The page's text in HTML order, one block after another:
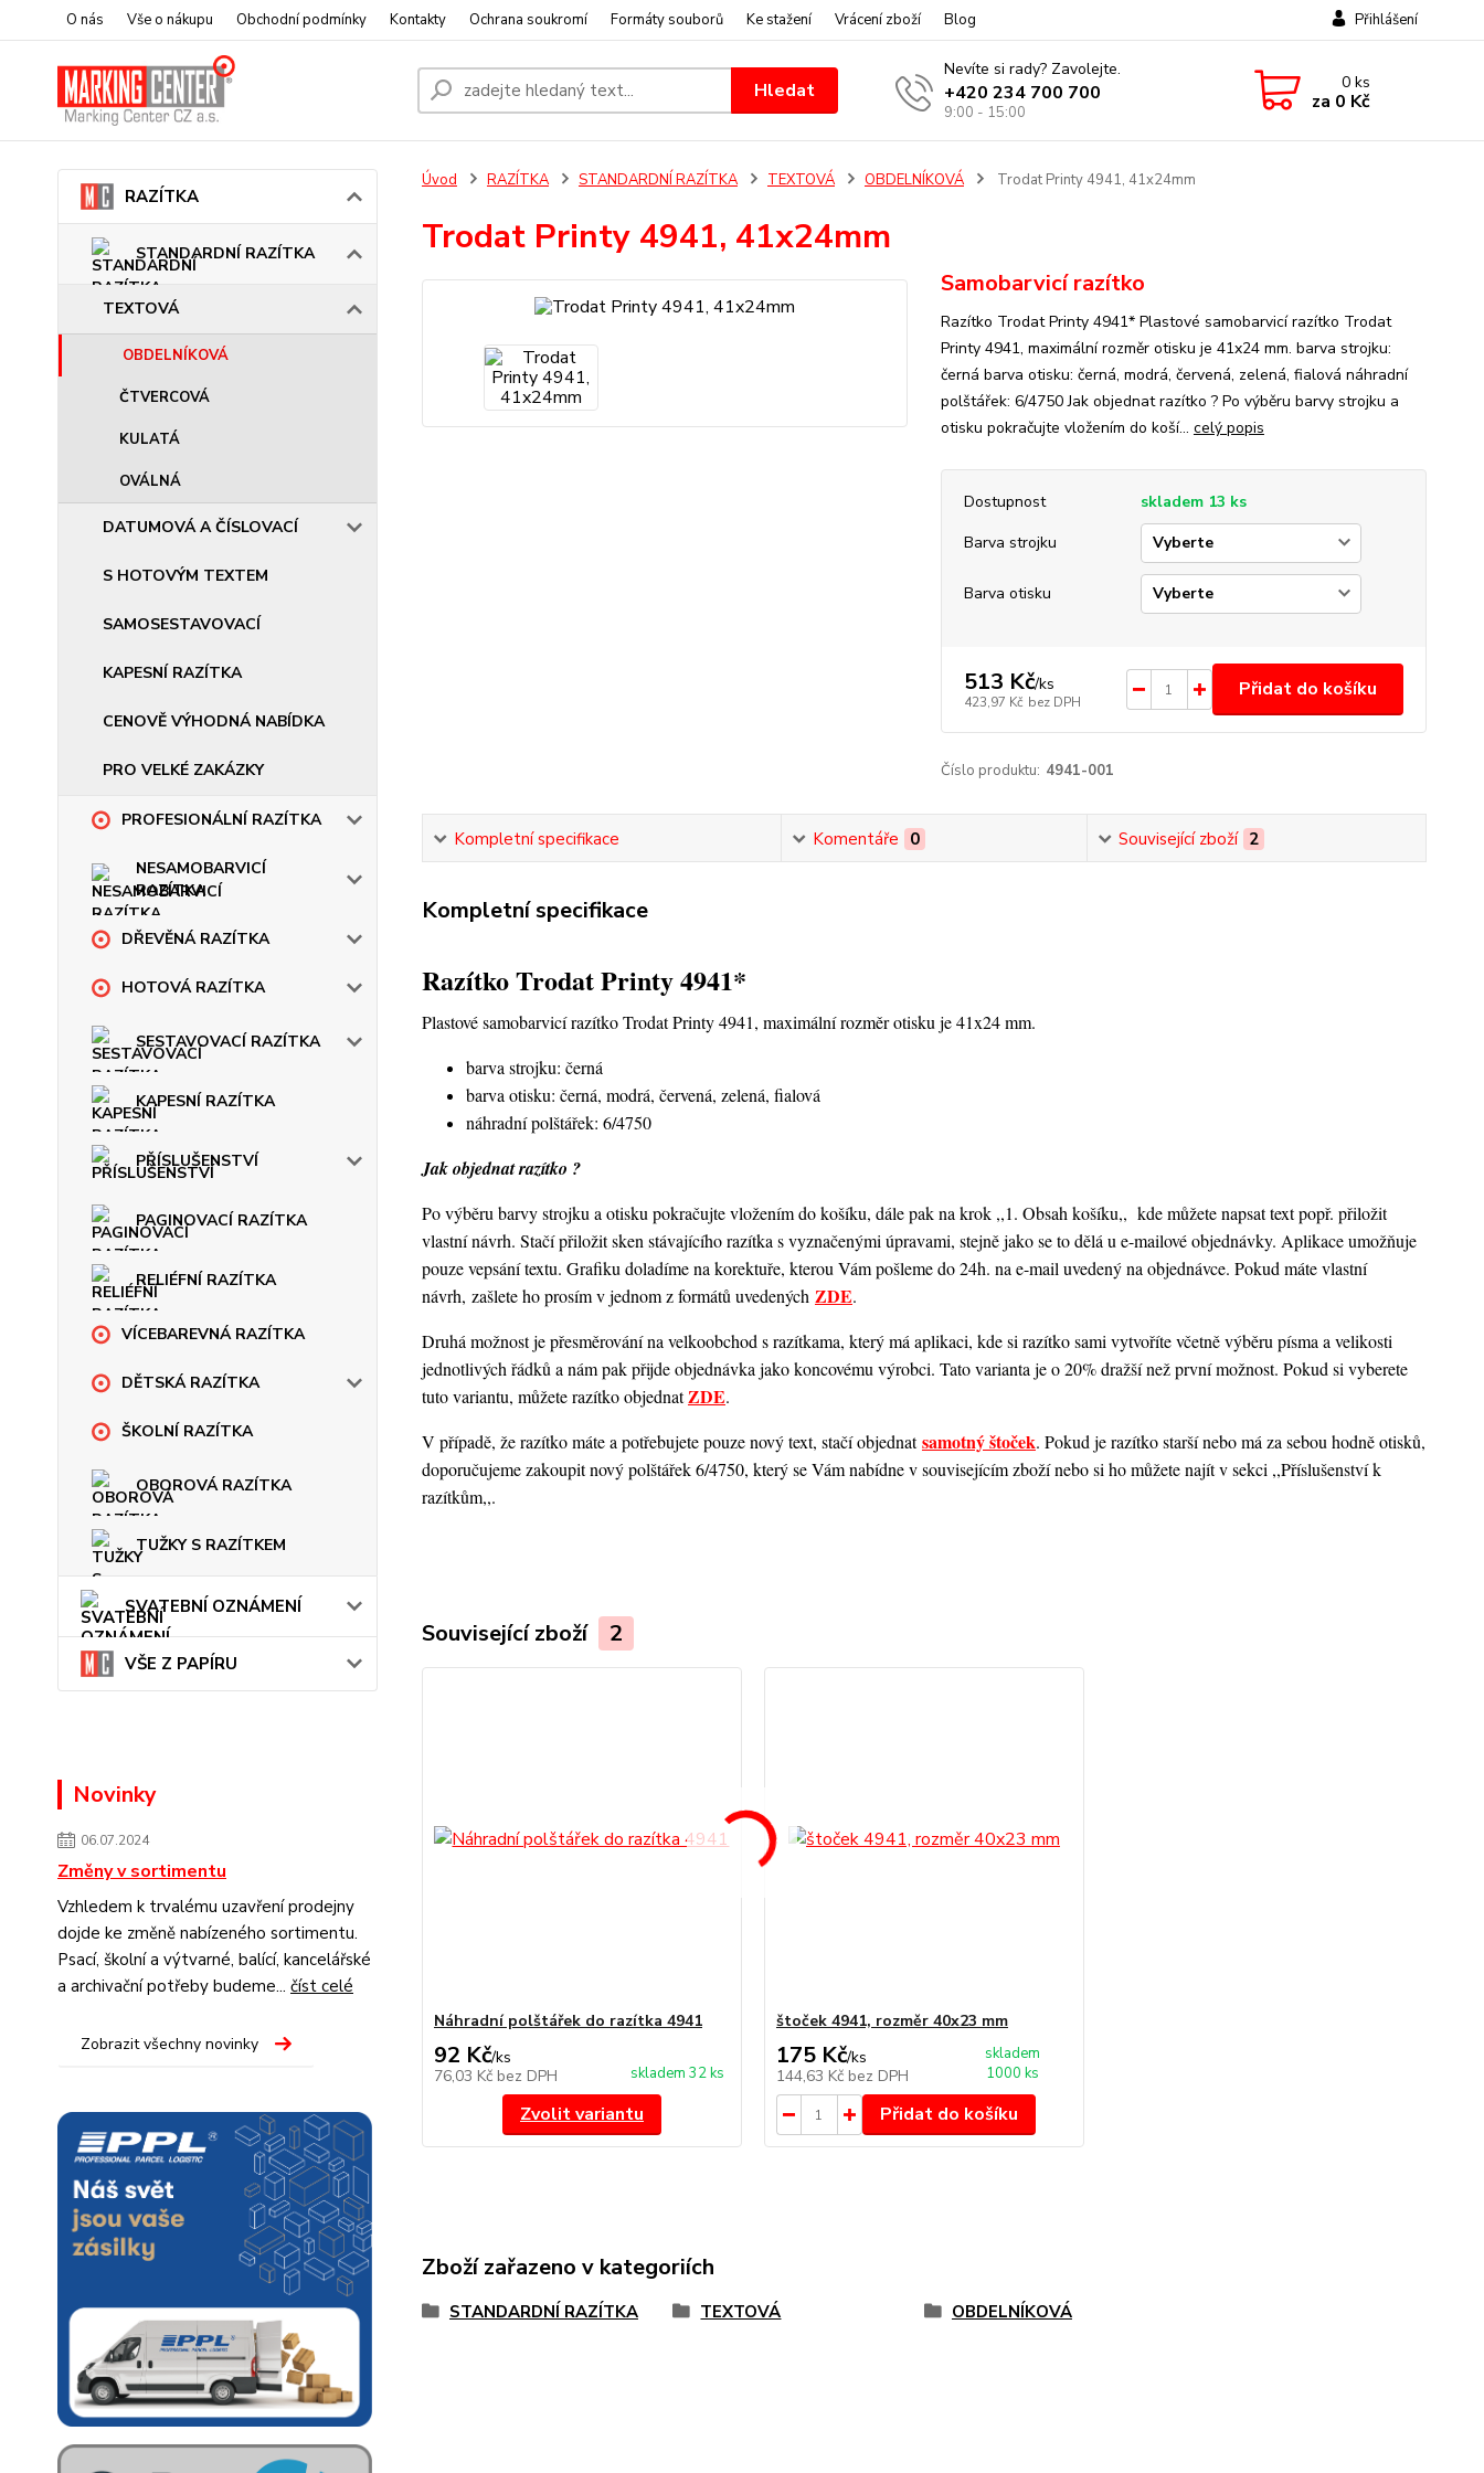
O nás Vše o nákupu Obchodní podmínky Kontakty Ochrana soukromí Formáty souborů Ke stažení Vrácení zboží Blog Přihlášení
Hledat
Nevíte si rady? Zavolejte.
+420 234 700 700
9:00 - 15:00
0ks
za 0 Kč
RAZÍTKA
STANDARDNÍ RAZÍTKA
TEXTOVÁ
OBDELNÍKOVÁ
ČTVERCOVÁ
KULATÁ
OVÁLNÁ
DATUMOVÁ A ČÍSLOVACÍ
S HOTOVÝM TEXTEM
SAMOSESTAVOVACÍ
KAPESNÍ RAZÍTKA
CENOVĚ VÝHODNÁ NABÍDKA
PRO VELKÉ ZAKÁZKY
PROFESIONÁLNÍ RAZÍTKA
NESAMOBARVICÍ
RAZÍTKA
DŘEVĚNÁ RAZÍTKA
HOTOVÁ RAZÍTKA
SESTAVOVACÍ RAZÍTKA
KAPESNÍ RAZÍTKA
PŘÍSLUŠENSTVÍ
PAGINOVACÍ RAZÍTKA
RELIÉFNÍ RAZÍTKA
VÍCEBAREVNÁ RAZÍTKA
DĚTSKÁ RAZÍTKA
ŠKOLNÍ RAZÍTKA
OBOROVÁ RAZÍTKA
TUŽKY S RAZÍTKEM
SVATEBNÍ OZNÁMENÍ
VŠE Z PAPÍRU
Novinky
06.07.2024
Změny v sortimentu
Vzhledem k trvalému uzavření prodejny
dojde ke změně nabízeného sortimentu.
Psací, školní a výtvarné, balící, kancelářské
a archivační potřeby budeme... číst celé
Zobrazit všechny novinky
Úvod RAZÍTKA STANDARDNÍ RAZÍTKA TEXTOVÁ OBDELNÍKOVÁ Trodat Printy 4941, 41x24mm
Trodat Printy 4941, 41x24mm
Samobarvicí razítko
Razítko Trodat Printy 4941* Plastové samobarvicí razítko Trodat
Printy 4941, maximální rozměr otisku je 41x24 mm. barva strojku:
černá barva otisku: černá, modrá, červená, zelená, fialová náhradní
polštářek: 6/4750 Jak objednat razítko ? Po výběru barvy strojku a
otisku pokračujte vložením do koší... celý popis
Dostupnost
skladem 13 ks
Barva strojku
Barva otisku
513 Kč/ks
423,97 Kč bez DPH
Přidat do košíku
Číslo produktu: 4941-001
Kompletní specifikace Komentáře 0 Související zboží 2
Kompletní specifikace
Razítko Trodat Printy 4941*
Plastové samobarvicí razítko Trodat Printy 4941, maximální rozměr otisku je 41x24 mm.
barva strojku: černá
barva otisku: černá, modrá, červená, zelená, fialová
náhradní polštářek: 6/4750
Jak objednat razítko ?
Po výběru barvy strojku a otisku pokračujte vložením do košíku, dále pak na krok ,,1. Obsah košíku,, kde můžete napsat text popř. přiložit
vlastní návrh. Stačí přiložit sken stávajícího razítka s vyznačenými úpravami, stejně jako se to dělá u e-mailové objednávky. Aplikace umožňuje
pouze vepsání textu. Grafiku doladíme na korektuře, kterou Vám pošleme do 24h. na e-mail uvedený na objednávce. Pokud máte vlastní
návrh, zašlete ho prosím v jednom z formátů uvedených ZDE.
Druhá možnost je přesměrování na velkoobchod s razítkama, který má aplikaci, kde si razítko sami vytvoříte včetně výběru písma a velikosti
jednotlivých řádků a nám pak přijde objednávka jako koncovému výrobci. Tato varianta je o 20% dražší než první možnost. Pokud si vyberete
tuto variantu, můžete razítko objednatZDE.
V případě, že razítko máte a potřebujete pouze nový text, stačí objednatsamotný štoček. Pokud je razítko starší nebo má za sebou hodně otisků,
doporučujeme zakoupit nový polštářek 6/4750, který se Vám nabídne v souvisejícím zboží nebo si ho můžete najít v sekci ,,Příslušenství k
razítkům,,.
Související zboží 2
Náhradní polštářek do razítka 4941
92 Kč/ks
76,03 Kč bez DPH skladem 32 ks
Zvolit variantu
štoček 4941, rozměr 40x23 mm
175 Kč/ks
144,63 Kč bez DPH
skladem
1000 ks
Přidat do košíku
Zboží zařazeno v kategoriích
STANDARDNÍ RAZÍTKA TEXTOVÁ OBDELNÍKOVÁ